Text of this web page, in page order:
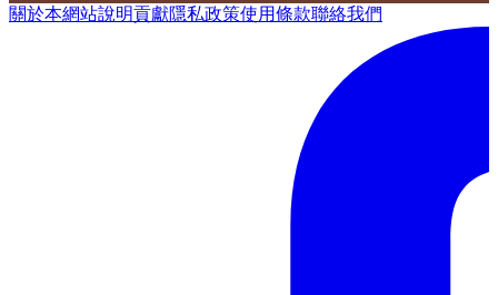
關於本網站說明貢獻隱私政策使用條款聯絡我們